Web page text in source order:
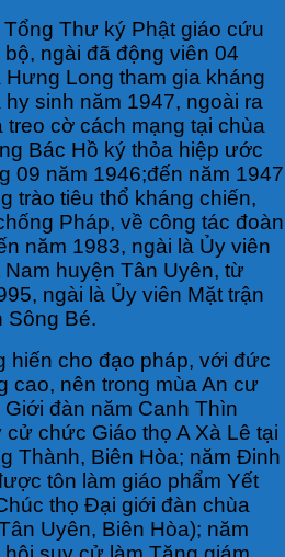
Thư ký Phật giáo cứu
ngài đã động viên 04
Long tham gia kháng
sinh năm 1947, ngoài ra
treo cờ cách mạng tại chùa
Bác Hồ ký thỏa hiệp ước
09 năm 1946;đến năm 1947
trào tiêu thổ kháng chiến,
Pháp, về công tác đoàn
năm 1983, ngài là Ủy viên
huyện Tân Uyên, từ
ngài là Ủy viên Mặt trận
Sông Bé.
hiến cho đạo pháp, với đức
cao, nên trong mùa An cư
đàn năm Canh Thìn
chức Giáo thọ A Xà Lê tại
Thành, Biên Hòa; năm Đinh
tôn làm giáo phẩm Yết
thọ Đại giới đàn chùa
Uyên, Biên Hòa); năm